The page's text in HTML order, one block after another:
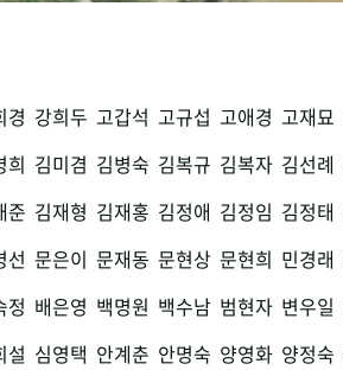
경 강희두 고갑석 고규섭 고애경 고재묘
희 김미겸 김병숙 김복규 김복자 김선례
준 김재형 김재홍 김정애 김정임 김정태
선 문은이 문재동 문현상 문현희 민경래
정 배은영 백명원 백수남 범현자 변우일
설 심영택 안계춘 안명숙 양영화 양정숙